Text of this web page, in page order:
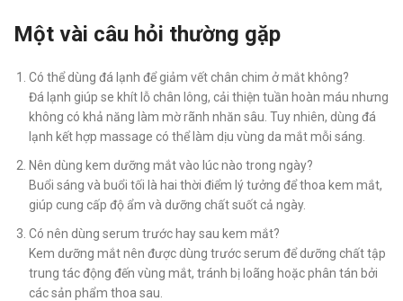
Một vài câu hỏi thường gặp
Có thể dùng đá lạnh để giảm vết chân chim ở mắt không?
Đá lạnh giúp se khít lỗ chân lông, cải thiện tuần hoàn máu nhưng
không có khả năng làm mờ rãnh nhăn sâu. Tuy nhiên, dùng đá
lạnh kết hợp massage có thể làm dịu vùng da mắt mỗi sáng.
Nên dùng kem dưỡng mắt vào lúc nào trong ngày?
Buổi sáng và buổi tối là hai thời điểm lý tưởng để thoa kem mắt,
giúp cung cấp độ ẩm và dưỡng chất suốt cả ngày.
Có nên dùng serum trước hay sau kem mắt?
Kem dưỡng mắt nên được dùng trước serum để dưỡng chất tập
trung tác động đến vùng mắt, tránh bị loãng hoặc phân tán bởi
các sản phẩm thoa sau.